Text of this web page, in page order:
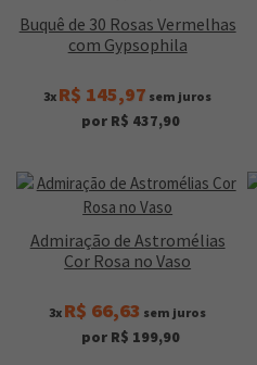
Buquê de 30 Rosas Vermelhas
com Gypsophila
3x R$ 145,97 sem juros
por R$ 437,90
Admiração de Astromélias
Cor Rosa no Vaso
3x R$ 66,63 sem juros
por R$ 199,90